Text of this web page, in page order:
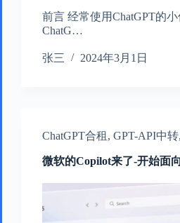
前言 经常使用ChatGPT的小
ChatG…
张三 2024年3月1日
ChatGPT合租 , GPT-API中转,
微软的Copilot来了-开始面